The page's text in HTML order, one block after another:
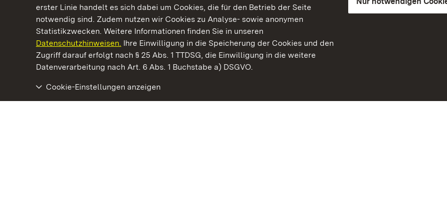
erster Linie handelt es sich dabei um Cookies, die für den Betrieb der Seite
notwendig sind. Zudem nutzen wir Cookies zu Analyse- sowie anonymen
Statistikzwecken. Weitere Informationen finden Sie in unseren
Datenschutzhinweisen. Ihre Einwilligung in die Speicherung der Cookies und den
Zugriff darauf erfolgt nach § 25 Abs. 1 TTDSG, die Einwilligung in die weitere
Datenverarbeitung nach Art. 6 Abs. 1 Buchstabe a) DSGVO.
Cookie-Einstellungen anzeigen
Kommen. Staunen. Genießen.